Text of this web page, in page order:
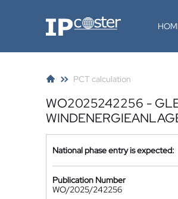
IP-Coster
PCT calculation
WO2025242256 -
National phase entry is expected:
Publication Number
WO/2025/242256